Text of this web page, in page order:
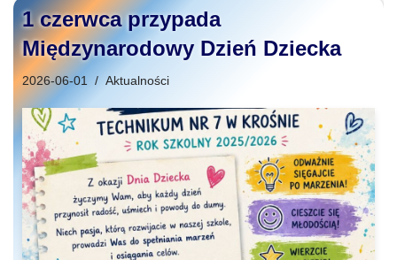
1 czerwca przypada
Międzynarodowy Dzień Dziecka
2026-06-01 Aktualności